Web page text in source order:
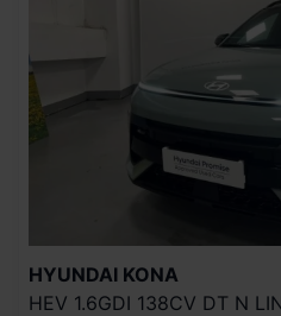
HYUNDAI KONA
HEV 1.6GDI 138CV DT N